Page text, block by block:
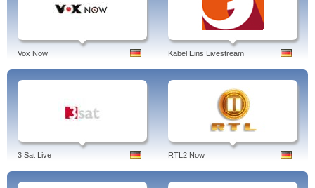
Vox Now Kabel Eins Livestream
3 Sat Live RTL2 Now